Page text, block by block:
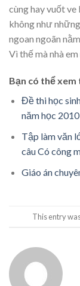
cùng hay vuốt
không như
ngoan ngoãn
Vì thế mà nhà
Bạn có thể xem
Đề thi học
năm học
Tập làm văn
câu Có công
Giáo án
This entry